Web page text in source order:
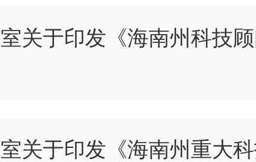
关于印发《海南州科技
关于印发《海南州重大